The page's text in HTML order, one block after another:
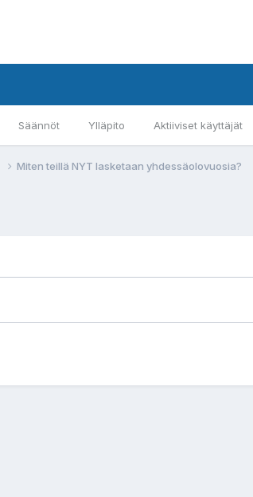
Säännöt Ylläpito Aktiiviset käyttäjät
Miten teillä NYT lasketaan yhdessäolovuosia?